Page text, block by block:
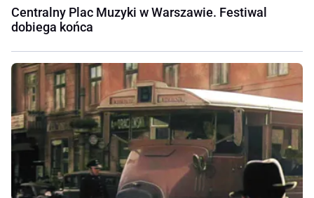
Centralny Plac Muzyki w Warszawie. Festiwal
dobiega końca